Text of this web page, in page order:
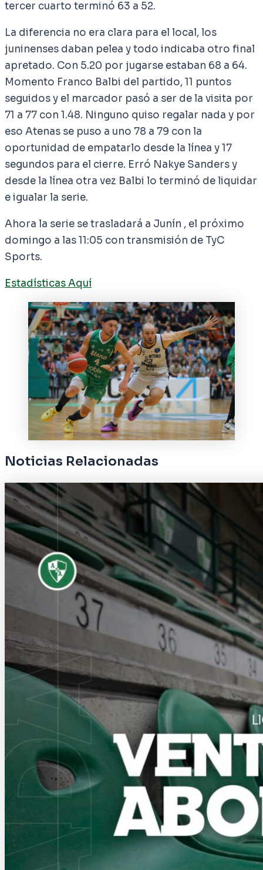
tercer cuarto terminó 63 a 52.
La diferencia no era clara para el local, los
juninenses daban pelea y todo indicaba otro final
apretado. Con 5.20 por jugarse estaban 68 a 64.
Momento Franco Balbi del partido, 11 puntos
seguidos y el marcador pasó a ser de la visita por
71 a 77 con 1.48. Ninguno quiso regalar nada y por
eso Atenas se puso a uno 78 a 79 con la
oportunidad de empatarlo desde la línea y 17
segundos para el cierre. Erró Nakye Sanders y
desde la línea otra vez Balbi lo terminó de liquidar
e igualar la serie.
Ahora la serie se trasladará a Junín , el próximo
domingo a las 11:05 con transmisión de TyC
Sports.
Estadísticas Aquí
Noticias Relacionadas